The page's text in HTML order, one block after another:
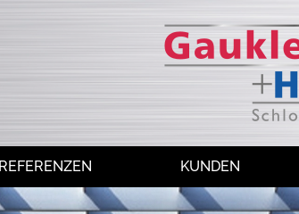
REFERENZEN KUNDEN